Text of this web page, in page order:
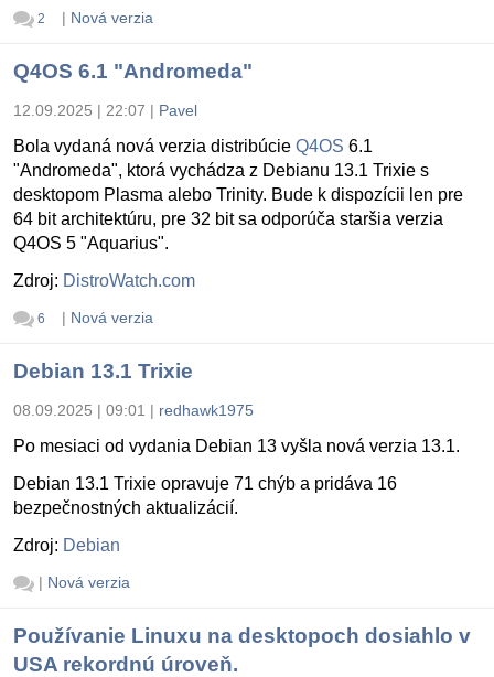
2 | Nová verzia
Q4OS 6.1 "Andromeda"
12.09.2025 | 22:07 | Pavel
Bola vydaná nová verzia distribúcie Q4OS 6.1
"Andromeda", ktorá vychádza z Debianu 13.1 Trixie s
desktopom Plasma alebo Trinity. Bude k dispozícii len pre
64 bit architektúru, pre 32 bit sa odporúča staršia verzia
Q4OS 5 "Aquarius".
Zdroj: DistroWatch.com
6 | Nová verzia
Debian 13.1 Trixie
08.09.2025 | 09:01 | redhawk1975
Po mesiaci od vydania Debian 13 vyšla nová verzia 13.1.
Debian 13.1 Trixie opravuje 71 chýb a pridáva 16
bezpečnostných aktualizácií.
Zdroj: Debian
| Nová verzia
Používanie Linuxu na desktopoch dosiahlo v
USA rekordnú úroveň.